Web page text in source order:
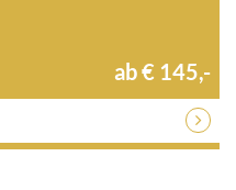
ab € 145,-